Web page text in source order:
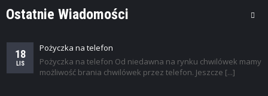
0 zł za otwarcie i prowadzenie 0 ...
Ostatnie Wiadomości
18
LIS
Pożyczka na telefon
Pożyczka na telefon Od niedawna na rynku chwilówek mamy
możliwość brania chwilówek przez telefon. Jeszcze [...]